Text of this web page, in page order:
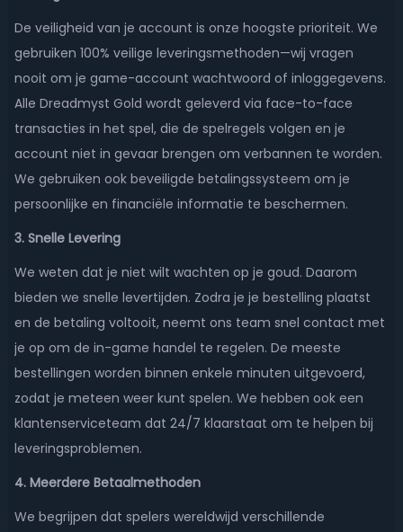
De veiligheid van je account is onze hoogste prioriteit. We
gebruiken 100% veilige leveringsmethoden—wij vragen
nooit om je game-account wachtwoord of inloggegevens.
Alle Dreadmyst Gold wordt geleverd via face-to-face
transacties in het spel, die de spelregels volgen en je
account niet in gevaar brengen om verbannen te worden.
We gebruiken ook beveiligde betalingssysteem om je
persoonlijke en financiële informatie te beschermen.
3. Snelle Levering
We weten dat je niet wilt wachten op je goud. Daarom
bieden we snelle levertijden. Zodra je je bestelling plaatst
en de betaling voltooit, neemt ons team snel contact met
je op om de in-game handel te regelen. De meeste
bestellingen worden binnen enkele minuten uitgevoerd,
zodat je meteen weer kunt spelen. We hebben ook een
klantenserviceteam dat 24/7 klaarstaat om te helpen bij
leveringsproblemen.
4. Meerdere Betaalmethoden
We begrijpen dat spelers wereldwijd verschillende